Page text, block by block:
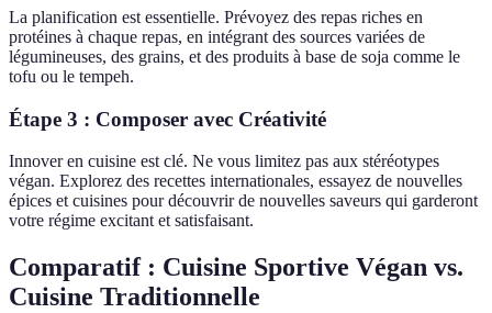
La planification est essentielle. Prévoyez des repas riches en
protéines à chaque repas, en intégrant des sources variées de
légumineuses, des grains, et des produits à base de soja comme le
tofu ou le tempeh.
Étape 3 : Composer avec Créativité
Innover en cuisine est clé. Ne vous limitez pas aux stéréotypes
végan. Explorez des recettes internationales, essayez de nouvelles
épices et cuisines pour découvrir de nouvelles saveurs qui garderont
votre régime excitant et satisfaisant.
Comparatif : Cuisine Sportive Végan vs.
Cuisine Traditionnelle